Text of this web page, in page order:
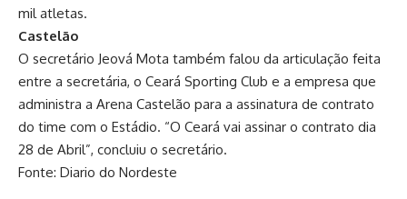
mil atletas.
Castelão
O secretário Jeová Mota também falou da articulação feita
entre a secretária, o Ceará Sporting Club e a empresa que
administra a Arena Castelão para a assinatura de contrato
do time com o Estádio. “O Ceará vai assinar o contrato dia
28 de Abril”, concluiu o secretário.
Fonte: Diario do Nordeste